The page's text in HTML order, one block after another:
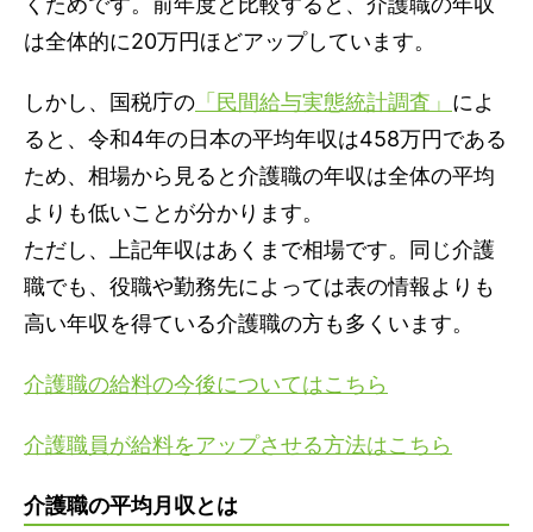
は全体的に20万円ほどアップしています。
しかし、国税庁の 「民間給与実態統計調査」 によ
ると、令和4年の日本の平均年収は458万円である
ため、相場から見ると介護職の年収は全体の平均
よりも低いことが分かります。
ただし、上記年収はあくまで相場です。同じ介護
職でも、役職や勤務先によっては表の情報よりも
高い年収を得ている介護職の方も多くいます。
介護職の給料の今後についてはこちら
介護職員が給料をアップさせる方法はこちら
介護職の平均月収とは